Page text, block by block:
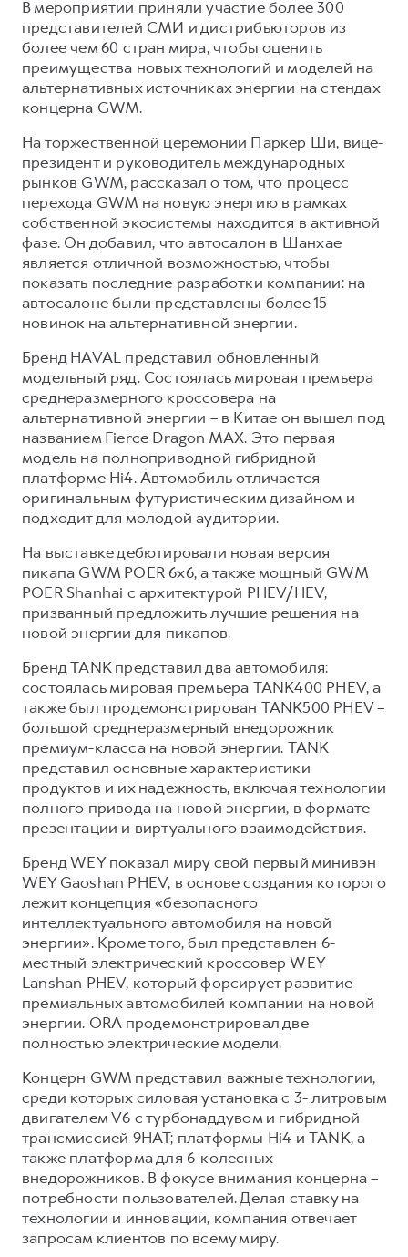
HAVAL Лизинг
АКСЕССУАРЫ HAVAL
Автомобильные аксессуары
Коллекция CITY
Коллекция Базовая
Коллекция Детская
АКСЕССУАРЫ HAVAL
Автомобильные аксессуары
Коллекция CITY
Коллекция Базовая
Коллекция Детская
В мероприятии приняли участие более 300
представителей СМИ и дистрибьюторов из
более чем 60 стран мира, чтобы оценить
преимущества новых технологий и моделей на
альтернативных источниках энергии на стендах
концерна GWM.
На торжественной церемонии Паркер Ши, вице-
президент и руководитель международных
рынков GWM, рассказал о том, что процесс
перехода GWM на новую энергию в рамках
собственной экосистемы находится в активной
фазе. Он добавил, что автосалон в Шанхае
является отличной возможностью, чтобы
показать последние разработки компании: на
автосалоне были представлены более 15
новинок на альтернативной энергии.
Бренд HAVAL представил обновленный
модельный ряд. Состоялась мировая премьера
среднеразмерного кроссовера на
альтернативной энергии – в Китае он вышел под
названием Fierce Dragon MAX. Это первая
модель на полноприводной гибридной
платформе Hi4. Автомобиль отличается
оригинальным футуристическим дизайном и
подходит для молодой аудитории.
На выставке дебютировали новая версия
пикапа GWM POER 6х6, а также мощный GWM
POER Shanhai с архитектурой PHEV/HEV,
призванный предложить лучшие решения на
новой энергии для пикапов.
Бренд TANK представил два автомобиля:
состоялась мировая премьера TANK400 PHEV, а
также был продемонстрирован TANK500 PHEV –
большой среднеразмерный внедорожник
премиум-класса на новой энергии. TANK
представил основные характеристики
продуктов и их надежность, включая технологии
полного привода на новой энергии, в формате
презентации и виртуального взаимодействия.
Бренд WEY показал миру свой первый минивэн
WEY Gaoshan PHEV, в основе создания которого
лежит концепция «безопасного
интеллектуального автомобиля на новой
энергии». Кроме того, был представлен 6-
местный электрический кроссовер WEY
Lanshan PHEV, который форсирует развитие
премиальных автомобилей компании на новой
энергии. ORA продемонстрировал две
полностью электрические модели.
Концерн GWM представил важные технологии,
среди которых силовая установка с 3- литровым
двигателем V6 с турбонаддувом и гибридной
трансмиссией 9HAT; платформы Hi4 и TANK, а
также платформа для 6-колесных
внедорожников. В фокусе внимания концерна –
потребности пользователей. Делая ставку на
технологии и инновации, компания отвечает
запросам клиентов по всему миру.